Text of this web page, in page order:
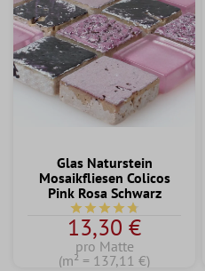
Glas Naturstein
Mosaikfliesen Colicos
Pink Rosa Schwarz
Durchschnittliche
13,30 €
pro Matte
(m² = 137,11 €)